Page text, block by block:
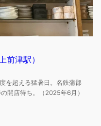
前津駅）
を超える猛暑日。名鉄蒲郡
開店待ち。（2025年6月）